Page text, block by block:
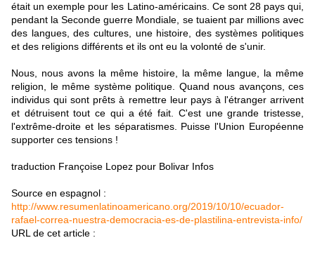
était un exemple pour les Latino-américains. Ce sont 28 pays qui,
pendant la Seconde guerre Mondiale, se tuaient par millions avec
des langues, des cultures, une histoire, des systèmes politiques
et des religions différents et ils ont eu la volonté de s'unir.
Nous, nous avons la même histoire, la même langue, la même
religion, le même système politique. Quand nous avançons, ces
individus qui sont prêts à remettre leur pays à l'étranger arrivent
et détruisent tout ce qui a été fait. C'est une grande tristesse,
l'extrême-droite et les séparatismes. Puisse l'Union Européenne
supporter ces tensions !
traduction Françoise Lopez pour Bolivar Infos
Source en espagnol :
http://www.resumenlatinoamericano.org/2019/10/10/ecuador-
rafael-correa-nuestra-democracia-es-de-plastilina-entrevista-info/
URL de cet article :